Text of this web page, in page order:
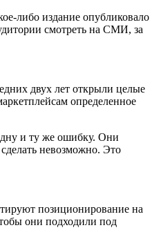
либо издание опубликовало
смотреть на СМИ, за
двух лет открыли целые
определенное
и ту же ошибку. Они
невозможно. Это
позиционирование на
они подходили под